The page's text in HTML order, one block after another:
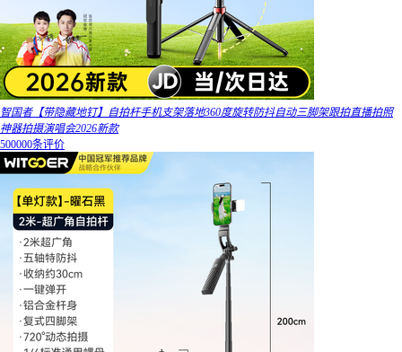
智国者【带隐藏地钉】自拍杆手机支架落地360度旋转防抖自动三脚架跟拍直播拍照
神器拍摄演唱会2026新款
500000条评价